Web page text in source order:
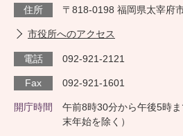
住所 〒818-0198 福岡県太宰府
市役所へのアクセス
電話 092-921-2121
Fax 092-921-1601
開庁時間
午前8時30分から午後5時
末年始を除く）